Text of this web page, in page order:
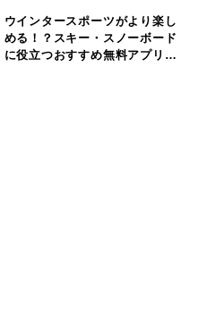
ウインタースポーツがより楽し
める！？スキー・スノーボード
に役立つおすすめ無料アプリを